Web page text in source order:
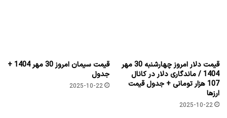
قیمت دلار امروز چهارشنبه 30 مهر
1404 / ماندگاری دلار در کانال
107 هزار تومانی + جدول قیمت
ارزها
2025-10-22
قیمت سیمان امروز 30 مهر 1404 +
جدول
2025-10-22